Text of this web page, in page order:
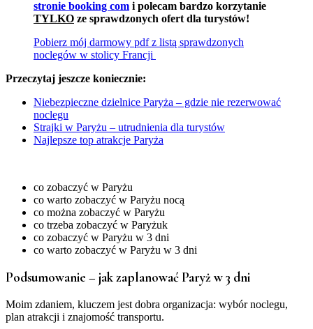
stronie booking com i polecam bardzo korzytanie
TYLKO ze sprawdzonych ofert dla turystów!
Pobierz mój darmowy pdf z listą sprawdzonych
noclegów w stolicy Francji
Przeczytaj jeszcze koniecznie:
Niebezpieczne dzielnice Paryża – gdzie nie rezerwować
noclegu
Strajki w Paryżu – utrudnienia dla turystów
Najlepsze top atrakcje Paryża
co zobaczyć w Paryżu
co warto zobaczyć w Paryżu nocą
co można zobaczyć w Paryżu
co trzeba zobaczyć w Paryżuk
co zobaczyć w Paryżu w 3 dni
co warto zobaczyć w Paryżu w 3 dni
Podsumowanie – jak zaplanować Paryż w 3 dni
Moim zdaniem, kluczem jest dobra organizacja: wybór noclegu,
plan atrakcji i znajomość transportu.